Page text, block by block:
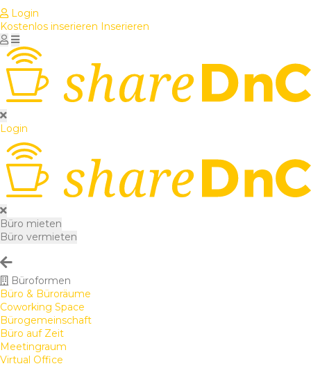
Login
Kostenlos inserieren Inserieren
Login
Büro mieten
Büro vermieten
Büroformen
Büro & Büroräume
Coworking Space
Bürogemeinschaft
Büro auf Zeit
Meetingraum
Virtual Office